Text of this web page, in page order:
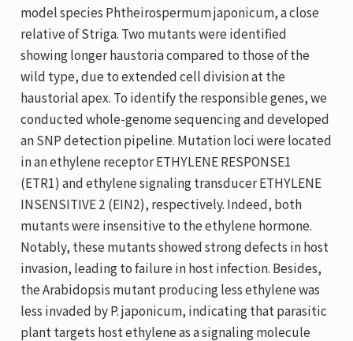
model species Phtheirospermum japonicum, a close
relative of Striga. Two mutants were identified
showing longer haustoria compared to those of the
wild type, due to extended cell division at the
haustorial apex. To identify the responsible genes, we
conducted whole-genome sequencing and developed
an SNP detection pipeline. Mutation loci were located
in an ethylene receptor ETHYLENE RESPONSE1
(ETR1) and ethylene signaling transducer ETHYLENE
INSENSITIVE 2 (EIN2), respectively. Indeed, both
mutants were insensitive to the ethylene hormone.
Notably, these mutants showed strong defects in host
invasion, leading to failure in host infection. Besides,
the Arabidopsis mutant producing less ethylene was
less invaded by P. japonicum, indicating that parasitic
plant targets host ethylene as a signaling molecule